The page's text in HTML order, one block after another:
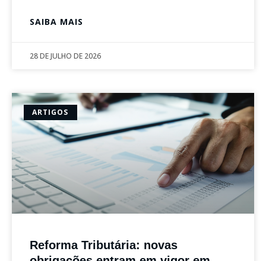
SAIBA MAIS
28 DE JULHO DE 2026
ARTIGOS
Reforma Tributária: novas